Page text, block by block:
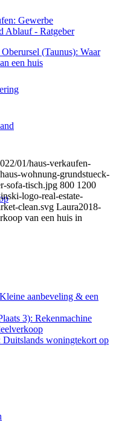
(Taunus): Waar
een huis
01/haus-verkaufen-
wohnung-grundstueck-
sofa-tisch.jpg 800 1200
logo-real-estate-
clean.svg Laura2018-
van een huis in
aanbeveling & een
3): Rekenmachine
woningtekort op